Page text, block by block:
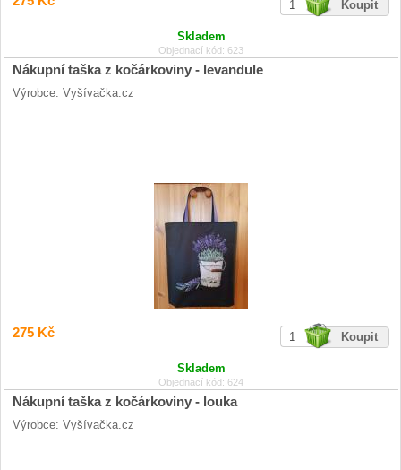
Skladem
Objednací kód: 623
Nákupní taška z kočárkoviny - levandule
Výrobce: Vyšívačka.cz
275 Kč
Skladem
Objednací kód: 624
Nákupní taška z kočárkoviny - louka
Výrobce: Vyšívačka.cz